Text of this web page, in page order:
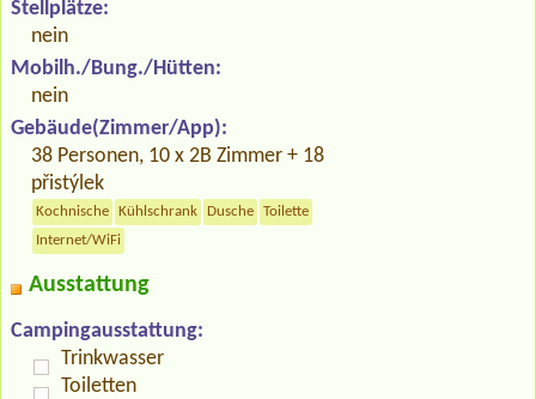
Stellplätze:
nein
Mobilh./Bung./Hütten:
nein
Gebäude(Zimmer/App):
38 Personen, 10 x 2B Zimmer + 18
přistýlek
Kochnische Kühlschrank Dusche
Toilette
Internet/WiFi
Ausstattung
Campingausstattung:
Trinkwasser
Toiletten